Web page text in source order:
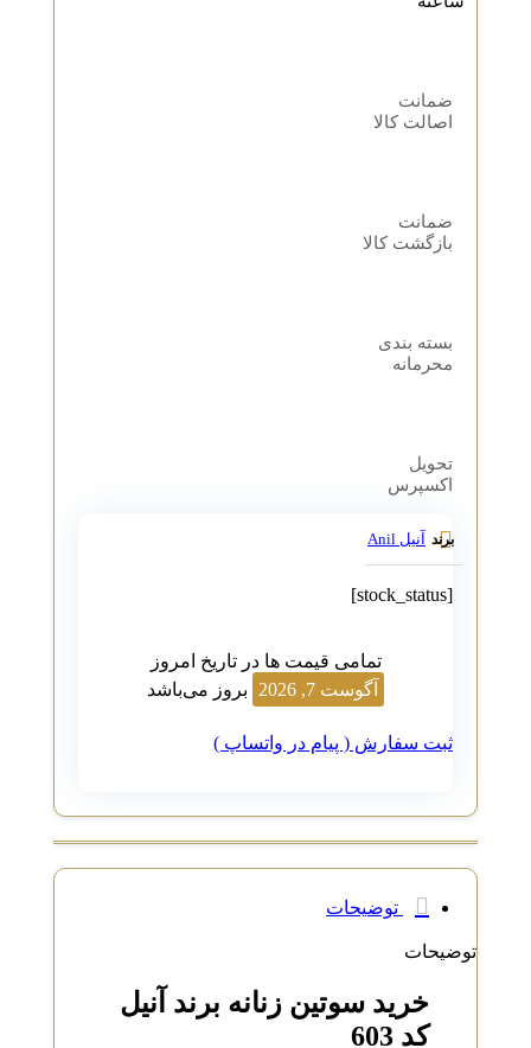
ضمانت
اصالت کالا
ضمانت
بازگشت کالا
بسته بندی
محرمانه
تحویل
اکسپرس
آنیل Anil
تمامی قیمت ها در تاریخ امروز
آگوست 7, 2026
بروز می‌باشد
ثبت سفارش ( پیام در واتساپ )
توضیحات
توضیحات
خرید سوتین زنانه برند آنیل